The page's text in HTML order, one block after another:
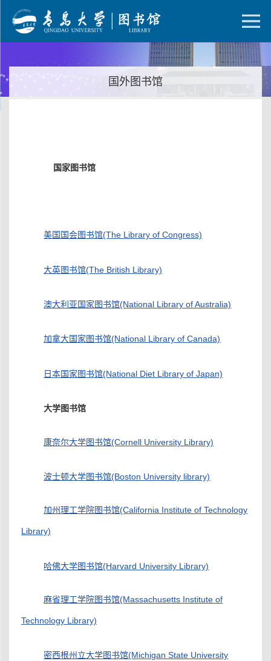
国外图书馆
国家图书馆
美国国会图书馆(The Library of Congress)
大英图书馆(The British Library)
澳大利亚国家图书馆(National Library of Australia)
加拿大国家图书馆(National Library of Canada)
日本国家图书馆(National Diet Library of Japan)
大学图书馆
康奈尔大学图书馆(Cornell University Library)
波士顿大学图书馆(Boston University library)
加州理工学院图书馆(California Institute of Technology
Library)
哈佛大学图书馆(Harvard University Library)
麻省理工学院图书馆(Massachusetts Institute of
Technology Library)
密西根州立大学图书馆(Michigan State University